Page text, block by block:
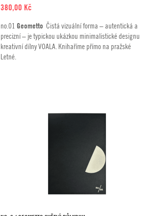
380,00 Kč
no.01 Geometto Čistá vizuální forma – autentická a
precizní – je typickou ukázkou minimalistické designu
kreativní dílny VOALA. Knihaříme přímo na pražské
Letné.